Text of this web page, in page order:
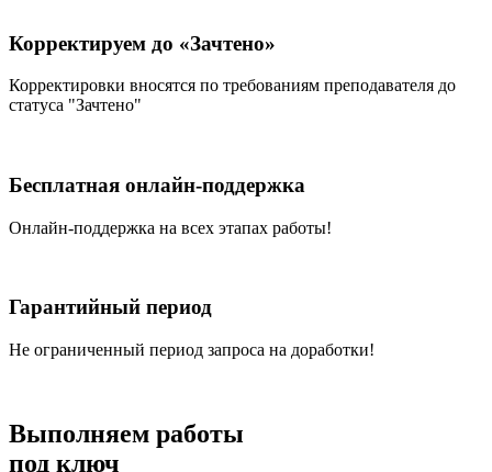
Корректируем до «Зачтено»
Корректировки вносятся по требованиям преподавателя до
статуса "Зачтено"
Бесплатная онлайн-поддержка
Онлайн-поддержка на всех этапах работы!
Гарантийный период
Не ограниченный период запроса на доработки!
Выполняем работы
под ключ